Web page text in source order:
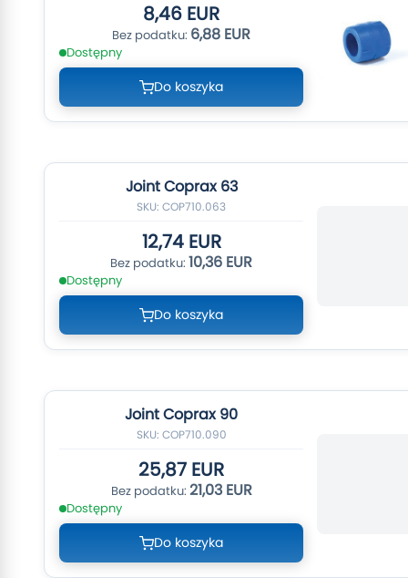
8,46 EUR
6,88 EUR
Dostępny
Do koszyka
Joint Coprax 63
SKU: COP710.063
12,74 EUR
10,36 EUR
Dostępny
Do koszyka
Joint Coprax 90
SKU: COP710.090
25,87 EUR
21,03 EUR
Dostępny
Do koszyka